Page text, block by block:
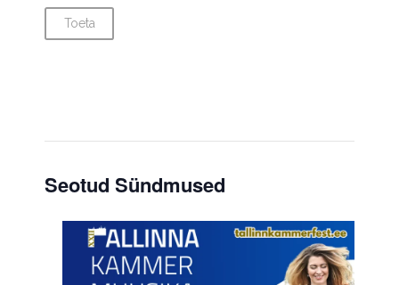
Toeta
Seotud Sündmused